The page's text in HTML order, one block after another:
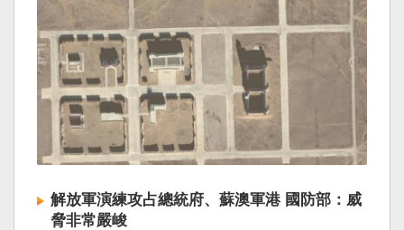
解放軍演練攻占總統府、蘇澳軍港 國防部：威
脅非常嚴峻